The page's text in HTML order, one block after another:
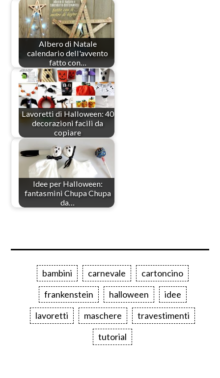
Albero di Natale
calendario dell'avvento
fatto con…
Lavoretti di Halloween: 40
decorazioni facili da
copiare
Idee per Halloween:
fantasmini Chupa Chupa
da…
bambini carnevale
cartoncino
frankenstein
halloween
idee
lavoretti
maschere
travestimenti
tutorial